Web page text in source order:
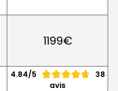
1199€
4.84/5
38
avis